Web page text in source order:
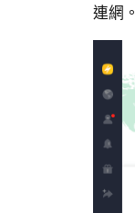
連網。